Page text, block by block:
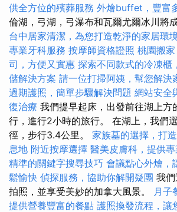
供全方位的殯葬服務 外燴buffet，豐富
倫湖，弓湖，弓瀑布和瓦爾尤爾冰川將
台中居家清潔，為您打造乾淨的家居環
專業牙科服務 按摩師資格證照 桃園搬
司，方便又實惠 探索不同款式的冷凍櫃
儲解決方案 請一位打掃阿姨，幫您解決
過期護照，簡單步驟解決問題 網站安全
復治療 我們提早起床，出發前往湖上方
行，進行2小時的旅行。 在湖上，我們
徑，步行3.4公里。 家族墓的選擇，打
息地 附近按摩選擇 醫美皮膚科，提供
精準的關鍵字搜尋技巧 會議點心外燴，
鬆愉快 偵探服務，協助你解開疑團 我
拍照，並享受美妙的加拿大風景。 月子
提供營養豐富的餐點 護照換發流程，讓